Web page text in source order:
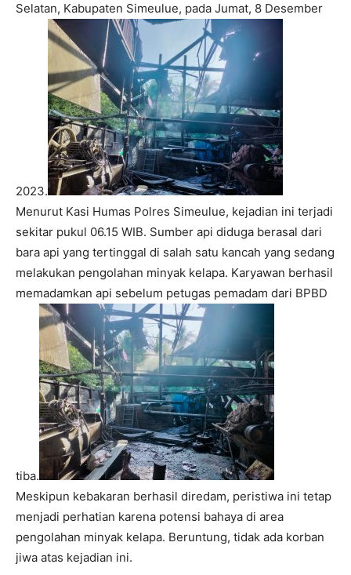
Selatan, Kabupaten Simeulue, pada Jumat, 8 Desember
2023.
Menurut Kasi Humas Polres Simeulue, kejadian ini terjadi
sekitar pukul 06.15 WIB. Sumber api diduga berasal dari
bara api yang tertinggal di salah satu kancah yang sedang
melakukan pengolahan minyak kelapa. Karyawan berhasil
memadamkan api sebelum petugas pemadam dari BPBD
tiba.
Meskipun kebakaran berhasil diredam, peristiwa ini tetap
menjadi perhatian karena potensi bahaya di area
pengolahan minyak kelapa. Beruntung, tidak ada korban
jiwa atas kejadian ini.